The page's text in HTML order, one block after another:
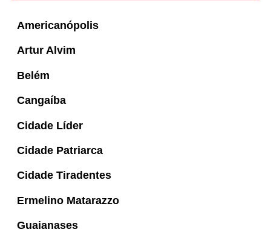
Americanópolis
Artur Alvim
Belém
Cangaíba
Cidade Líder
Cidade Patriarca
Cidade Tiradentes
Ermelino Matarazzo
Guaianases